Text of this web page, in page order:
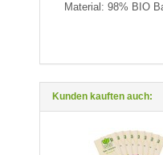
Material: 98% BIO
Kunden kauften auch: